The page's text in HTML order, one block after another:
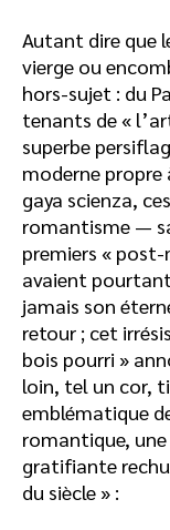
Autant dire que
vierge ou
hors-sujet : du
tenants de «
superbe
moderne propre
gaya scienza,
romantisme —
premiers «
avaient
jamais son
retour ; cet
bois pourri »
loin, tel un cor,
emblématique
romantique,
gratifiante
du siècle » :